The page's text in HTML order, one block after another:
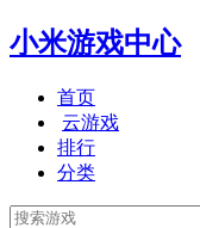
小米游戏中心
首页
云游戏
排行
分类